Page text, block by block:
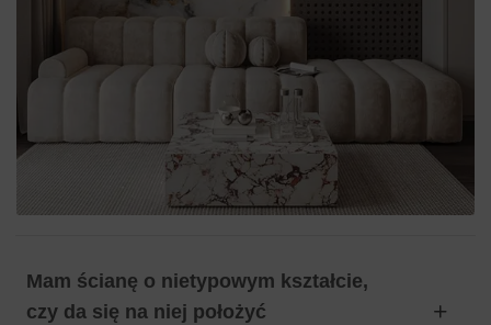
Mam ścianę o nietypowym kształcie,
czy da się na niej położyć